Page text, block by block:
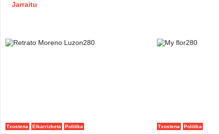
Jarraitu
Txostena Elkarrizketa Politika Txostena Politika